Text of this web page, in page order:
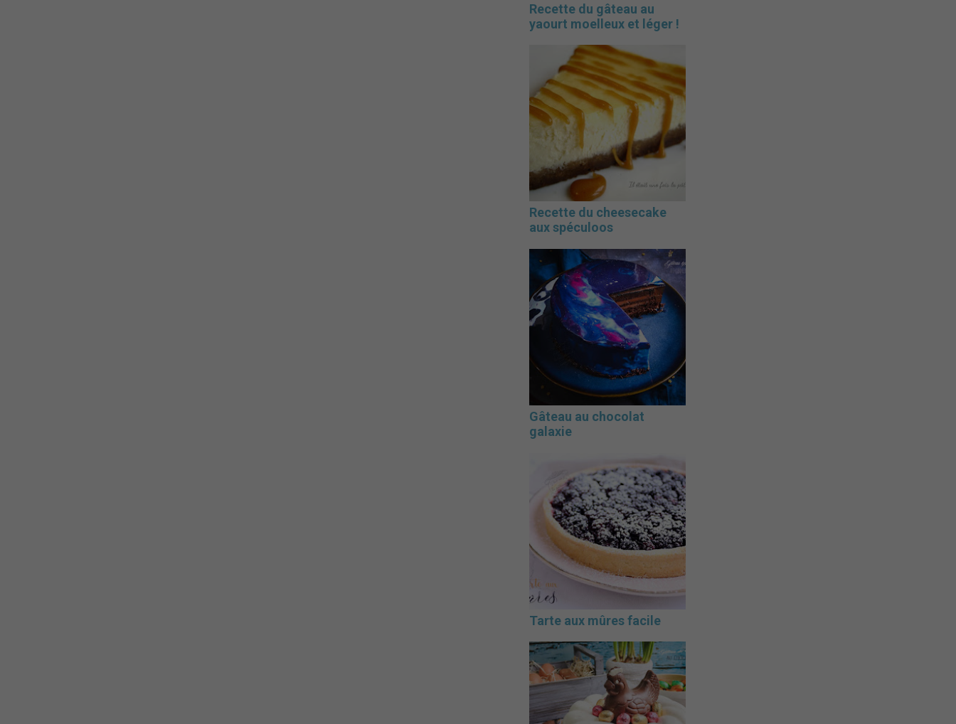
Recette du gâteau au
yaourt moelleux et léger !
Recette du cheesecake
aux spéculoos
Gâteau au chocolat
galaxie
Tarte aux mûres facile